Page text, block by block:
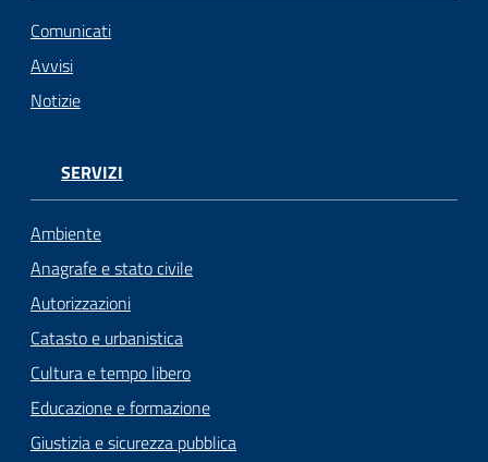
Comunicati
Avvisi
Notizie
SERVIZI
Ambiente
Anagrafe e stato civile
Autorizzazioni
Catasto e urbanistica
Cultura e tempo libero
Educazione e formazione
Giustizia e sicurezza pubblica